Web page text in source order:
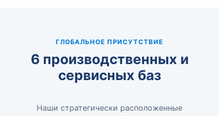
ГЛОБАЛЬНОЕ ПРИСУТСТВИЕ
6 производственных и
сервисных баз
Наши стратегически расположенные